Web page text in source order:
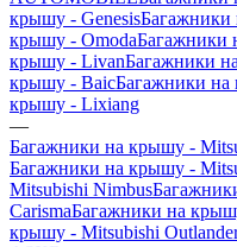
крышу - GenesisБагажники
крышу - OmodaБагажники
крышу - LivanБагажники
крышу - BaicБагажники на
крышу - Lixiang
—
Багажники на крышу -
Багажники на крышу -
Mitsubishi Nimbus
CarismaБагажники на
крышу - Mitsubishi